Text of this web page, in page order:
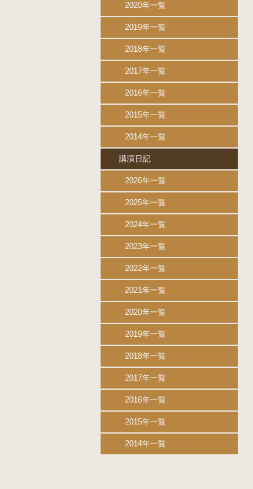
2020年一覧
2019年一覧
2018年一覧
2017年一覧
2016年一覧
2015年一覧
2014年一覧
講演日記
2026年一覧
2025年一覧
2024年一覧
2023年一覧
2022年一覧
2021年一覧
2020年一覧
2019年一覧
2018年一覧
2017年一覧
2016年一覧
2015年一覧
2014年一覧